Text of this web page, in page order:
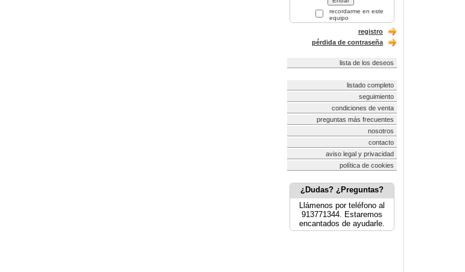
recordarme en este
equipo
registro
pérdida de contraseña
lista de los deseos
listado completo
seguimiento
condiciones de venta
preguntas más frecuentes
nosotros
contacto
aviso legal y privacidad
política de cookies
¿Dudas? ¿Preguntas?
Llámenos por teléfono al
913771344. Estaremos
encantados de ayudarle.